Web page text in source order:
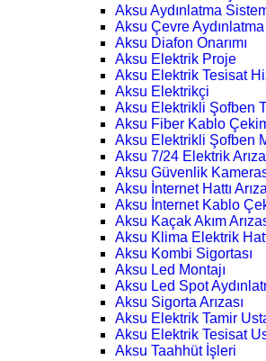
Aksu Aydınlatma
Aksu Çevre Aydınlatma
Aksu Diafon Onarımı
Aksu Elektrik Proje
Aksu Elektrik Tesisat
Aksu Elektrikçi
Aksu Elektrikli Şofben
Aksu Fiber Kablo
Aksu Elektrikli Şofben
Aksu 7/24 Elektrik Arıza
Aksu Güvenlik
Aksu İnternet Hattı
Aksu İnternet Kablo
Aksu Kaçak Akım
Aksu Klima Elektrik
Aksu Kombi Sigortası
Aksu Led Montajı
Aksu Led Spot
Aksu Sigorta Arızası
Aksu Elektrik Tamir
Aksu Elektrik Tesisat
Aksu Taahhüt İşleri